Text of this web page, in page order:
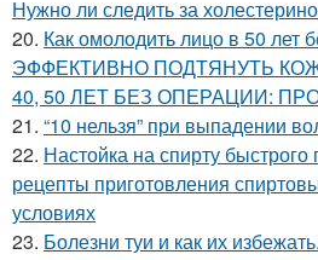
Нужно ли следить за
20. Как омолодить лицо в 50 лет
ЭФФЕКТИВНО ПОДТЯНУТЬ
40, 50 ЛЕТ БЕЗ ОПЕРАЦИИ:
21. “10 нельзя” при выпадении
22. Настойка на спирту
рецепты приготовления
условиях
23. Болезни туи и как их